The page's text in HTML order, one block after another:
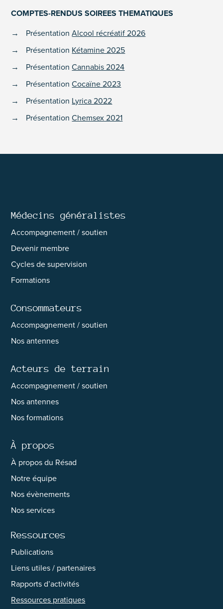
COMPTES-RENDUS SOIREES THEMATIQUES
PrésentationAlcool récréatif 2026
Présentation Kétamine 2025
PrésentationCannabis 2024
PrésentationCocaïne 2023
Présentation Lyrica 2022
PrésentationChemsex 2021
Médecins généralistes
Accompagnement / soutien
Devenir membre
Cycles de supervision
Formations
Consommateurs
Accompagnement / soutien
Nos antennes
Acteurs de terrain
Accompagnement / soutien
Nos antennes
Nos formations
À propos
À propos du Résad
Notre équipe
Nos évènements
Nos services
Ressources
Publications
Liens utiles / partenaires
Rapports d’activités
Ressources pratiques